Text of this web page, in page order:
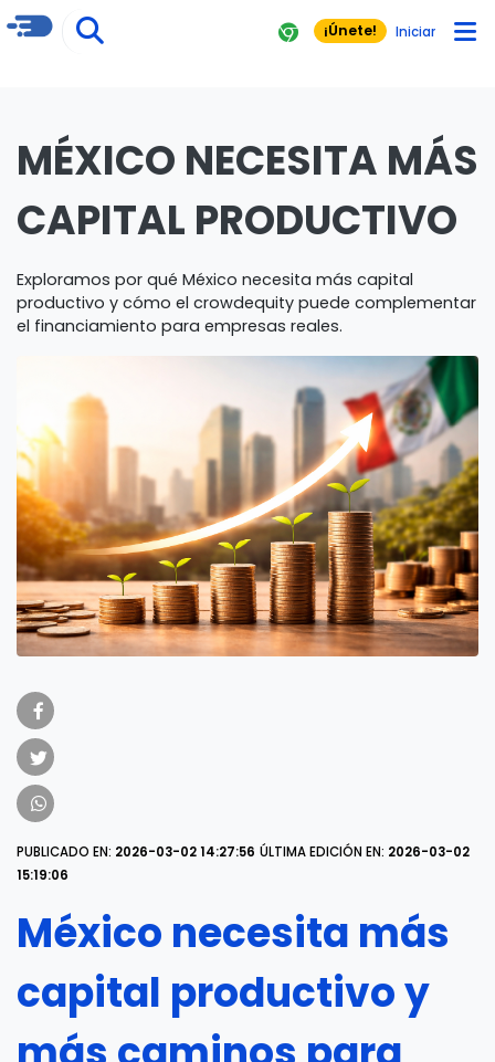
¡Únete! Iniciar
MÉXICO NECESITA MÁS
CAPITAL PRODUCTIVO
Exploramos por qué México necesita más capital
productivo y cómo el crowdequity puede complementar
el financiamiento para empresas reales.
PUBLICADO EN: 2026-03-02 14:27:56 ÚLTIMA EDICIÓN EN: 2026-03-02
15:19:06
México necesita más
capital productivo y